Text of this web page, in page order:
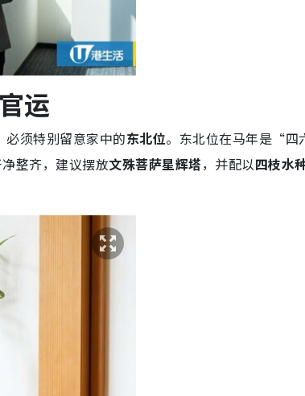
运
须特别留意家中的东北位。 东北位在马年是“四
整齐，建议摆放文殊菩萨星辉塔，并配以四枝水